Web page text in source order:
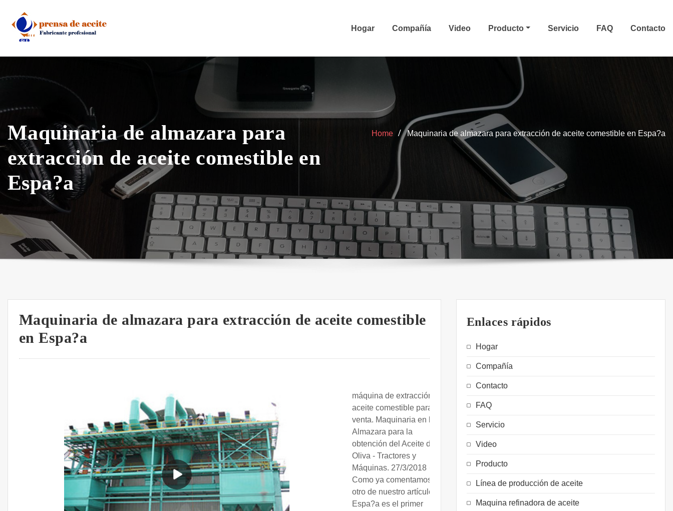
content
Hogar Compañía Video Producto Servicio FAQ Contacto
Maquinaria de almazara para
extracción de aceite comestible en
Espa?a
Home Maquinaria de almazara para extracción de aceite comestible en Espa?a
Maquinaria de almazara para extracción de aceite comestible
en Espa?a
máquina de extracción de
aceite comestible para la
venta. Maquinaria en la
Almazara para la
obtención del Aceite de
Oliva - Tractores y
Máquinas. 27/3/2018 ·
Como ya comentamos en
otro de nuestro artículos,
Espa?a es el primer
Enlaces rápidos
Hogar
Compañía
Contacto
FAQ
Servicio
Video
Producto
Línea de producción de aceite
Maquina refinadora de aceite